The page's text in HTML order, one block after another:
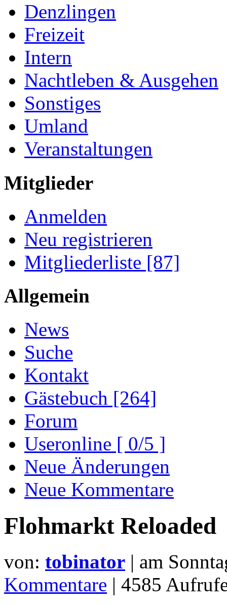
Denzlingen
Freizeit
Intern
Nachtleben & Ausgehen
Sonstiges
Umland
Veranstaltungen
Mitglieder
Anmelden
Neu registrieren
Mitgliederliste [87]
Allgemein
News
Suche
Kontakt
Gästebuch [264]
Forum
Useronline [ 0/5 ]
Neue Änderungen
Neue Kommentare
Flohmarkt Reloaded
von: tobinator | am
Kommentare | 4585